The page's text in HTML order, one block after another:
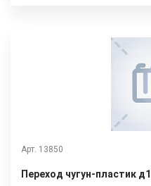
Арт. 13850
Переход чугун-пластик